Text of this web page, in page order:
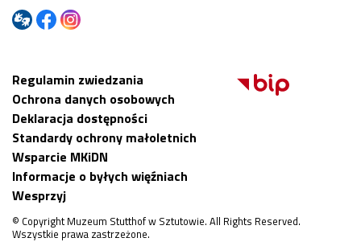
Regulamin zwiedzania
Ochrona danych osobowych
Deklaracja dostępności
Standardy ochrony małoletnich
Wsparcie MKiDN
Informacje o byłych więźniach
Wesprzyj
© Copyright Muzeum Stutthof w Sztutowie. All Rights Reserved.
Wszystkie prawa zastrzeżone.